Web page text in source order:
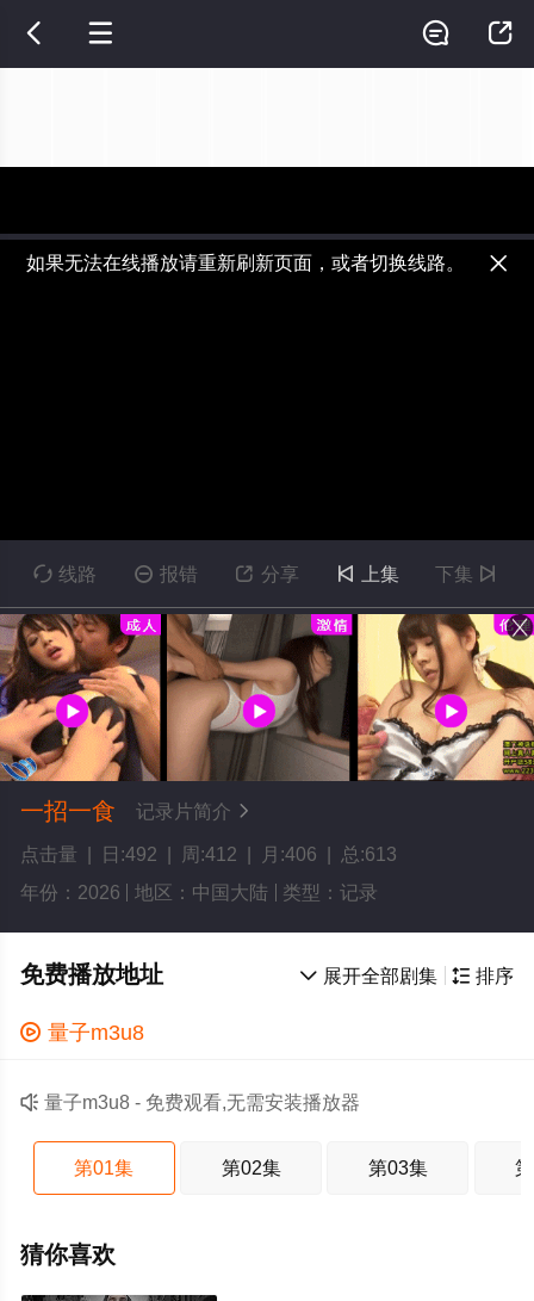
 



如果无法在线播放请重新刷新页面，或者切换线路。
 线路  报错  分享  上集 下集 
一招一食 记录片简介 
点击量 | 日:492 | 周:412 | 月:406 | 总:613
年份：2026
地区：中国大陆 类型：记录
 排序
 展开全部剧集
免费播放地址
 量子m3u8
 量子m3u8 - 免费观看,无需安装播放器
第01集 第02集 第03集
猜你喜欢